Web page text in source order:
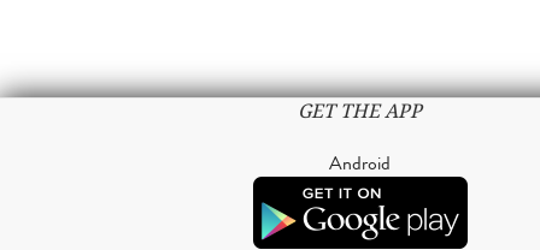
GET THE APP
Android